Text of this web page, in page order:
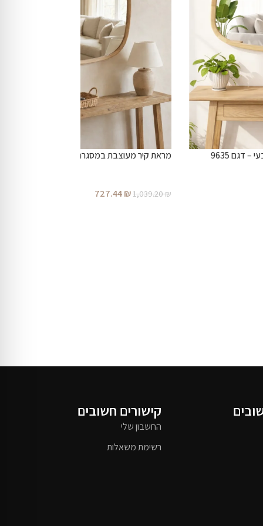
דגם 9635 מראת קיר מעוצבת במסגרת עץ טבעי – דגם 9641
1,039.20₪
727.44₪
קישורים חשובים
החשבון שלי
רשימת משאלות